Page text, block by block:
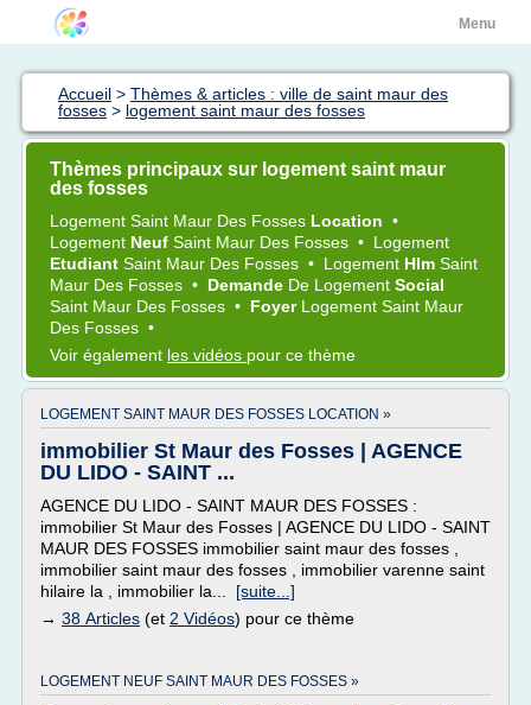
Menu
Accueil > Thèmes & articles : ville de saint maur des
fosses > logement saint maur des fosses
Thèmes principaux sur logement saint maur
des fosses
Logement Saint Maur Des Fosses Location •
Logement Neuf Saint Maur Des Fosses • Logement
Etudiant Saint Maur Des Fosses • Logement Hlm Saint
Maur Des Fosses • Demande De Logement Social
Saint Maur Des Fosses • Foyer Logement Saint Maur
Des Fosses •
Voir également les vidéos pour ce thème
LOGEMENT SAINT MAUR DES FOSSES LOCATION »
immobilier St Maur des Fosses | AGENCE
DU LIDO - SAINT ...
AGENCE DU LIDO - SAINT MAUR DES FOSSES :
immobilier St Maur des Fosses | AGENCE DU LIDO - SAINT
MAUR DES FOSSES immobilier saint maur des fosses ,
immobilier saint maur des fosses , immobilier varenne saint
hilaire la , immobilier la... [suite...]
→ 38 Articles (et 2 Vidéos) pour ce thème
LOGEMENT NEUF SAINT MAUR DES FOSSES »